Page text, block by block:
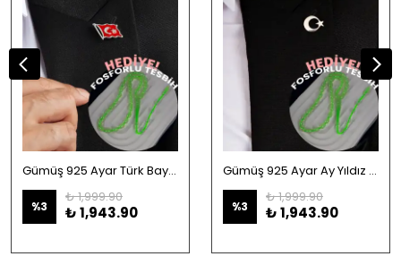
Gümüş 925 Ayar Türk Bayrağı Yaka Rozeti
%3
₺ 1,999.90
₺ 1,943.90
Gümüş 925 Ayar Ay Yıldız Yaka Rozeti
%3
₺ 1,999.90
₺ 1,943.90